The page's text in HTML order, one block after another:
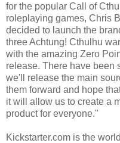
for the popular Call of
roleplaying games, Chris
decided to launch the
three Achtung! Cthulhu
with the amazing Zero
release. There have been
we'll release the main
them forward and hope
it will allow us to create a
product for everyone."
Kickstarter.com is the